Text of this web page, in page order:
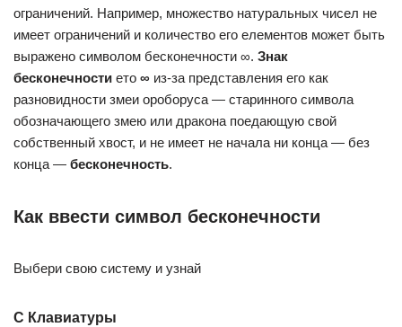
ограничений. Например, множество натуральных чисел не
имеет ограничений и количество его елементов может быть
выражено символом бесконечности ∞. Знак
бесконечности ето ∞ из-за представления его как
разновидности змеи ороборуса — старинного символа
обозначающего змею или дракона поедающую свой
собственный хвост, и не имеет не начала ни конца — без
конца — бесконечность.
Как ввести символ бесконечности
Выбери свою систему и узнай
С Клавиатуры